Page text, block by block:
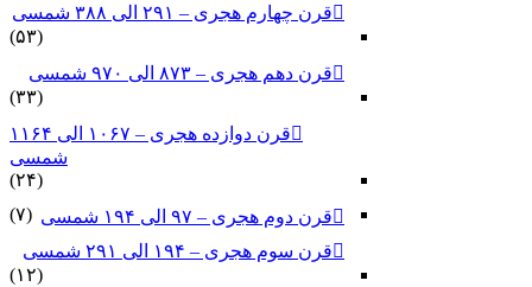
قرن چهارم هجری – ۲۹۱ الی ۳۸۸ شمسی
(۵۳)
قرن دهم هجری – ۸۷۳ الی ۹۷۰ شمسی
(۳۳)
قرن دوازده هجری – ۱۰۶۷ الی ۱۱۶۴
شمسی
(۲۴)
قرن دوم هجری – ۹۷ الی ۱۹۴ شمسی
(۷)
قرن سوم هجری – ۱۹۴ الی ۲۹۱ شمسی
(۱۲)